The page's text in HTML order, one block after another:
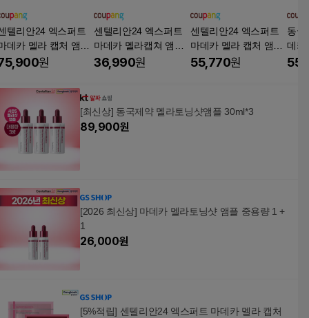
텔리안24 엑스퍼트
데카 멜라 캡처 앰플
스, 45ml, 3개
원
센텔리안24 엑스퍼트
마데카 멜라캡쳐 앰플
맥스, 15ml, 6개
36,990원
센텔리안24 엑스퍼트
마데카 멜라 캡처 앰플
맥스
55,770원
동국
데카
RO
[최신상] 동국제약 멜라토닝샷앰플 30ml*3
89,900원
[2026 최신상] 마데카 멜라토닝샷 앰플 중용량 1 +
1
26,000원
[5%적립] 센텔리안24 엑스퍼트 마데카 멜라 캡처